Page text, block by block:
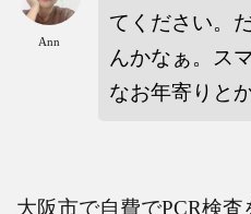
Ann
てください。
んかなぁ。ス
なお年寄りと
大阪市で自費でPCR検査